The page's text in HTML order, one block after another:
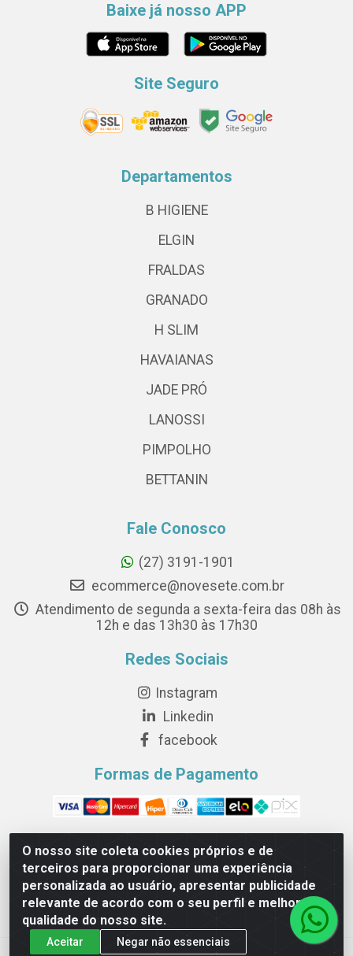
O nosso site coleta cookies próprios e de
terceiros para proporcionar uma experiência
personalizada ao usuário, apresentar publicidade
relevante de acordo com o seu perfil e melhorar a
qualidade do nosso site.
Aceitar Negar não essenciais
Baixe já nosso APP
Site Seguro
Departamentos
B HIGIENE
ELGIN
FRALDAS
GRANADO
H SLIM
HAVAIANAS
JADE PRÓ
LANOSSI
PIMPOLHO
BETTANIN
Fale Conosco
(27) 3191-1901
ecommerce@novesete.com.br
Atendimento de segunda a sexta-feira das 08h às
12h e das 13h30 às 17h30
Redes Sociais
Instagram
Linkedin
facebook
Formas de Pagamento
Novesete Distribuidora LTDA - Avenida Setecentos, S/N,
Terminal Intermodal da Serra, Serra/ES - CEP 29161-414 -
CNPJ 29.479.604/0001-44